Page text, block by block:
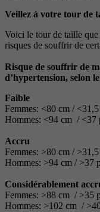
Veillez à votre tour de
Voici le tour de taille
risques de souffrir de
Risque de souffrir de
d’hypertension, selon
Faible
Femmes: <80 cm /
Hommes: <94 cm / <37
Accru
Femmes: >80 cm /
Hommes: >94 cm / >37
Considérablement
Femmes: >88 cm / >35
Hommes: >102 cm /